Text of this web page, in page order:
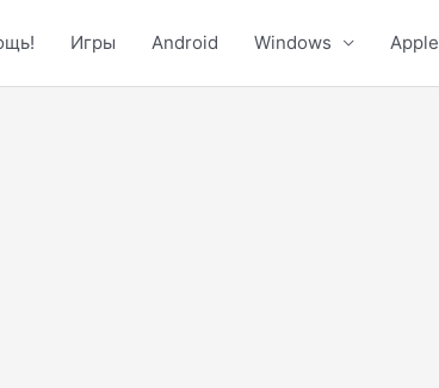
Игры Android Windows Apple